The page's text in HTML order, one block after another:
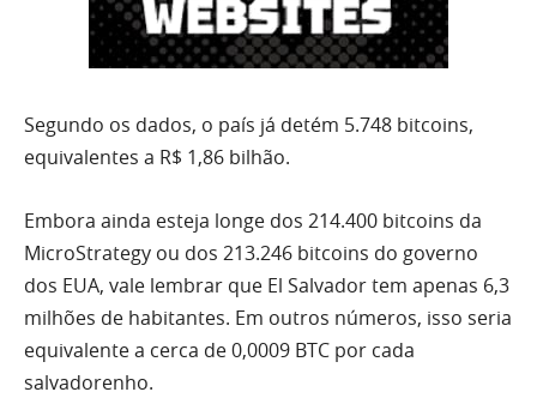
Segundo os dados, o país já detém 5.748 bitcoins,
equivalentes a R$ 1,86 bilhão.
Embora ainda esteja longe dos 214.400 bitcoins da
MicroStrategy ou dos 213.246 bitcoins do governo
dos EUA, vale lembrar que El Salvador tem apenas 6,3
milhões de habitantes. Em outros números, isso seria
equivalente a cerca de 0,0009 BTC por cada
salvadorenho.